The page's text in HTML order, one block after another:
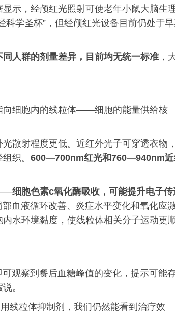
示，经颅红光照射可使老年小鼠大脑生
学圣杯”，但经颅红光设备目前仍处于早
人群的剂量差异，目前均无统一标准 ，
向细胞内的线粒体——细胞的能量供给核
散射程度更低。近红外光子可穿透衣物，
织。 600—700nm红光和760—940nm
细胞色素c氧化酶吸收，可能提升电子传
血液循环改善、炎症水平变化和氧化应
水环境黏度，使线粒体相关分子运动更
观察到餐后血糖峰值的变化，提示可能
。
线粒体抑制剂，我们仍然能看到治疗效